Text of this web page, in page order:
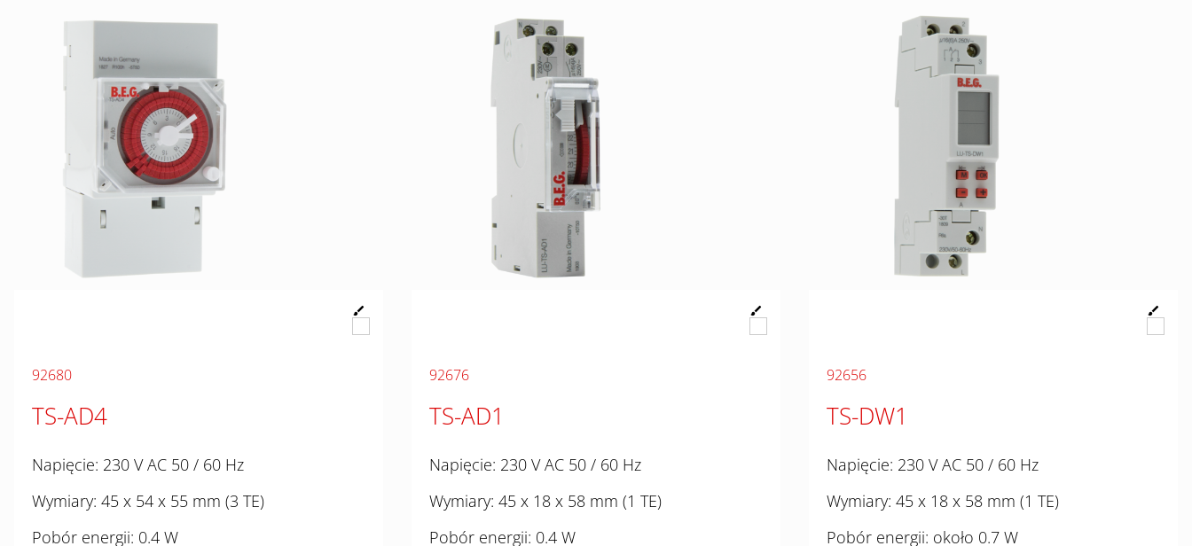
92680
TS-AD4
Napięcie: 230 V AC 50 / 60 Hz
Wymiary: 45 x 54 x 55 mm (3 TE)
Pobór energii: 0.4 W
92676
TS-AD1
Napięcie: 230 V AC 50 / 60 Hz
Wymiary: 45 x 18 x 58 mm (1 TE)
Pobór energii: 0.4 W
92656
TS-DW1
Napięcie: 230 V AC 50 / 60 Hz
Wymiary: 45 x 18 x 58 mm (1 TE)
Pobór energii: około 0.7 W